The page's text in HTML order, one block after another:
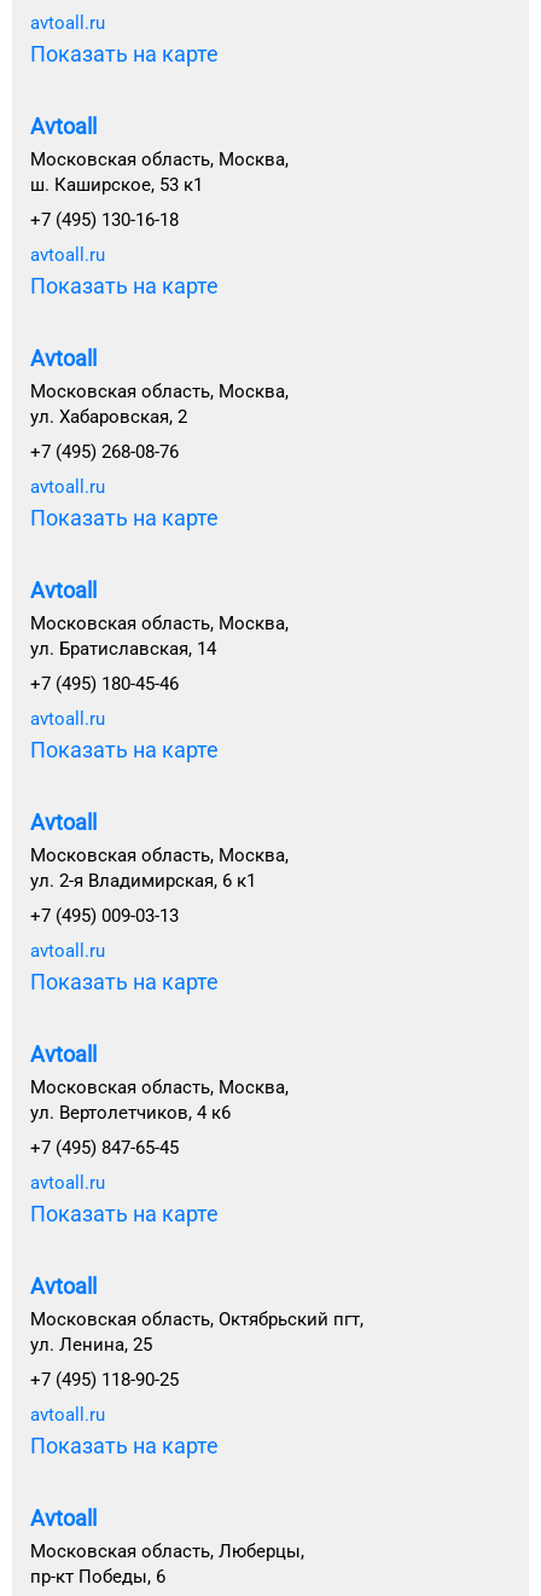
avtoall.ru
Показать на карте
Avtoall
Московская область, Москва,
ш. Каширское, 53 к1
+7 (495) 130-16-18
avtoall.ru
Показать на карте
Avtoall
Московская область, Москва,
ул. Хабаровская, 2
+7 (495) 268-08-76
avtoall.ru
Показать на карте
Avtoall
Московская область, Москва,
ул. Братиславская, 14
+7 (495) 180-45-46
avtoall.ru
Показать на карте
Avtoall
Московская область, Москва,
ул. 2-я Владимирская, 6 к1
+7 (495) 009-03-13
avtoall.ru
Показать на карте
Avtoall
Московская область, Москва,
ул. Вертолетчиков, 4 к6
+7 (495) 847-65-45
avtoall.ru
Показать на карте
Avtoall
Московская область, Октябрьский пгт,
ул. Ленина, 25
+7 (495) 118-90-25
avtoall.ru
Показать на карте
Avtoall
Московская область, Люберцы,
пр-кт Победы, 6